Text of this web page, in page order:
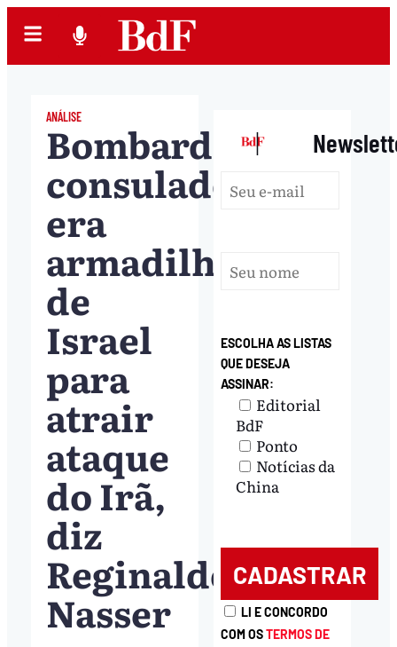
ANÁLISE
Bombardear
consulado
era
armadilha
de
Israel
para
atrair
ataque
do Irã,
diz
Reginaldo
Nasser
|
ESCOLHA AS LISTAS
QUE DESEJA
ASSINAR:
Editorial
BdF
Ponto
Notícias da
China
LI E CONCORDO
COM OSTERMOS DE